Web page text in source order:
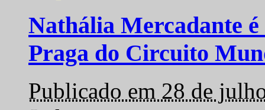
Nathália Mercadante
Praga do Circuito
Publicado em 28 de